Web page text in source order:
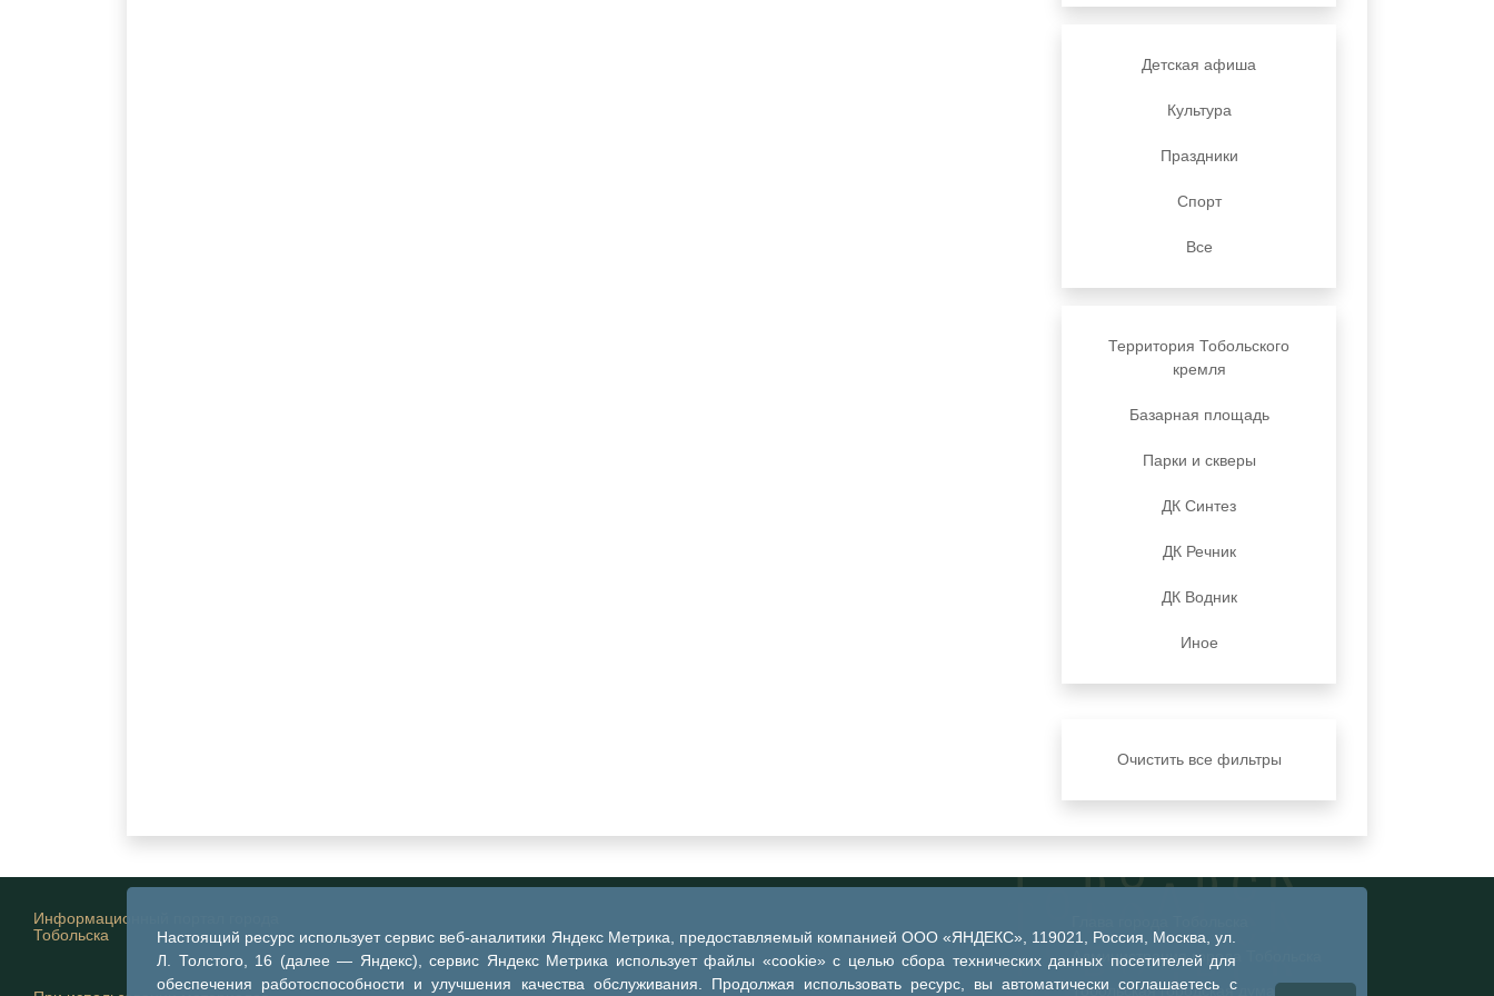
Настоящий ресурс использует сервис веб-аналитики Яндекс Метрика, предоставляемый компанией ООО «ЯНДЕКС», 119021, Россия, Москва, ул.
Л. Толстого, 16 (далее — Яндекс), сервис Яндекс Метрика использует файлы «cookie» с целью сбора технических данных посетителей для
обеспечения работоспособности и улучшения качества обслуживания. Продолжая использовать ресурс, вы автоматически соглашаетесь с
Детская афиша
Культура
Праздники
Спорт
Все
Территория Тобольского
кремля
Базарная площадь
Парки и скверы
ДК Синтез
ДК Речник
ДК Водник
Иное
Очистить все фильтры
Информационный портал города
Тобольска
Администрация города Тобольска
Тобольская городская дума